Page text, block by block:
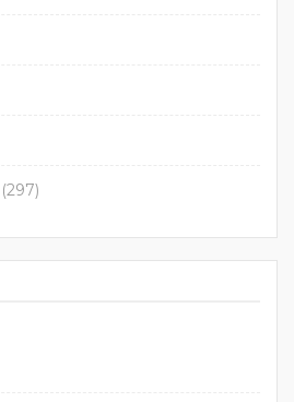
(297)